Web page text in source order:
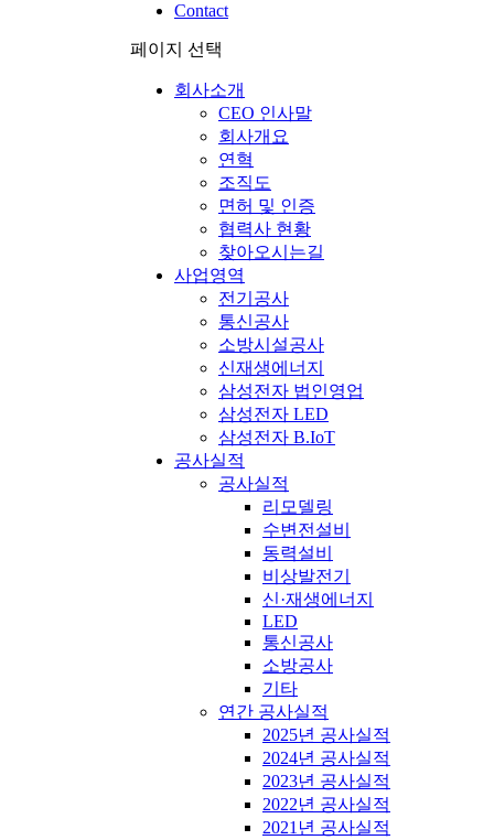
Contact
페이지 선택
회사소개
CEO 인사말
회사개요
연혁
조직도
면허 및 인증
협력사 현황
찾아오시는길
사업영역
전기공사
통신공사
소방시설공사
신재생에너지
삼성전자 법인영업
삼성전자 LED
삼성전자 B.IoT
공사실적
공사실적
리모델링
수변전설비
동력설비
비상발전기
신·재생에너지
LED
통신공사
소방공사
기타
연간 공사실적
2025년 공사실적
2024년 공사실적
2023년 공사실적
2022년 공사실적
2021년 공사실적